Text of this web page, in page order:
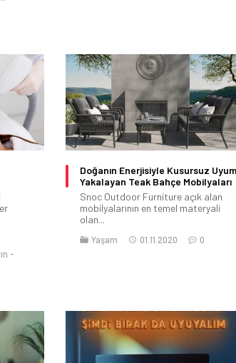
Doğanın Enerjisiyle Kusursuz Uyum
Yakalayan Teak Bahçe Mobilyaları
Snoc Outdoor Furniture açık alan
mobilyalarının en temel materyali
olan...
Yaşam 01.11.2020 0